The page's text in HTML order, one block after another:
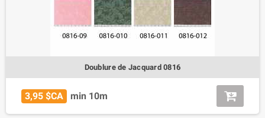
Doublure de Jacquard 0816
3,95 $CA min 10m